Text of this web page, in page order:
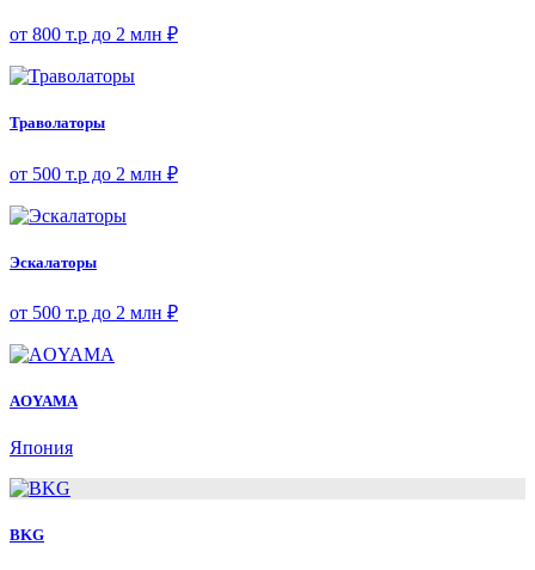
от 800 т.р до 2 млн ₽
Траволаторы
от 500 т.р до 2 млн ₽
Эскалаторы
от 500 т.р до 2 млн ₽
AOYAMA
Япония
BKG